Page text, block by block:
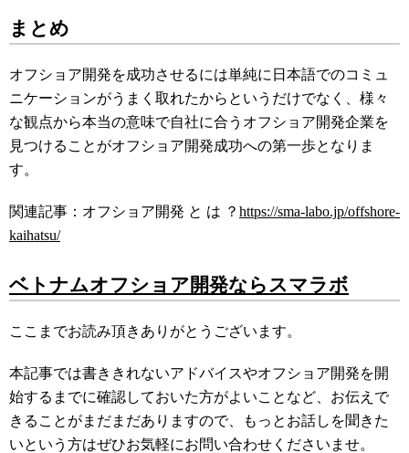
まとめ
オフショア開発を成功させるには単純に日本語でのコミュ
ニケーションがうまく取れたからというだけでなく、様々
な観点から本当の意味で自社に合うオフショア開発企業を
見つけることがオフショア開発成功への第一歩となりま
す。
関連記事：オフショア開発 と は ？ https://sma-labo.jp/offshore-
kaihatsu/
ベトナムオフショア開発ならスマラボ
ここまでお読み頂きありがとうございます。
本記事では書ききれないアドバイスやオフショア開発を開
始するまでに確認しておいた方がよいことなど、お伝えで
きることがまだまだありますので、もっとお話しを聞きた
いという方はぜひお気軽にお問い合わせくださいませ。